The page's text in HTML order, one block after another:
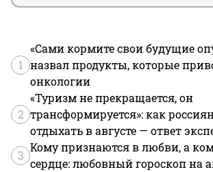
1
«Сами кормите свои будущие
назвал продукты, которые
онкологии
2
«Туризм не прекращается, он
трансформируется»: как
отдыхать в августе — ответ
3
Кому признаются в любви, а
сердце: любовный гороскоп на